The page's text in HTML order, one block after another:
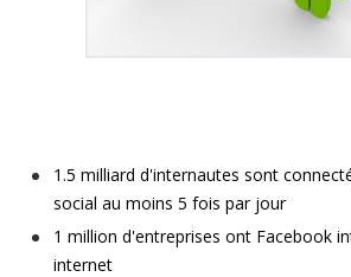
1.5 milliard d'internautes sont
social au moins 5 fois par jour
1 million d'entreprises ont Facebook
internet